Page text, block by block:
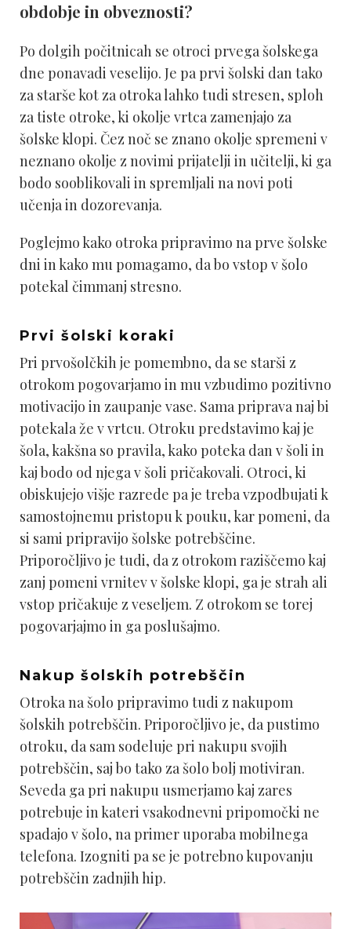
obdobje in obveznosti?
Po dolgih počitnicah se otroci prvega šolskega
dne ponavadi veselijo. Je pa prvi šolski dan tako
za starše kot za otroka lahko tudi stresen, sploh
za tiste otroke, ki okolje vrtca zamenjajo za
šolske klopi. Čez noč se znano okolje spremeni v
neznano okolje z novimi prijatelji in učitelji, ki ga
bodo sooblikovali in spremljali na novi poti
učenja in dozorevanja.
Poglejmo kako otroka pripravimo na prve šolske
dni in kako mu pomagamo, da bo vstop v šolo
potekal čimmanj stresno.
Prvi šolski koraki
Pri prvošolčkih je pomembno, da se starši z
otrokom pogovarjamo in mu vzbudimo pozitivno
motivacijo in zaupanje vase. Sama priprava naj bi
potekala že v vrtcu. Otroku predstavimo kaj je
šola, kakšna so pravila, kako poteka dan v šoli in
kaj bodo od njega v šoli pričakovali. Otroci, ki
obiskujejo višje razrede pa je treba vzpodbujati k
samostojnemu pristopu k pouku, kar pomeni, da
si sami pripravijo šolske potrebščine.
Priporočljivo je tudi, da z otrokom raziščemo kaj
zanj pomeni vrnitev v šolske klopi, ga je strah ali
vstop pričakuje z veseljem. Z otrokom se torej
pogovarjajmo in ga poslušajmo.
Nakup šolskih potrebščin
Otroka na šolo pripravimo tudi z nakupom
šolskih potrebščin. Priporočljivo je, da pustimo
otroku, da sam sodeluje pri nakupu svojih
potrebščin, saj bo tako za šolo bolj motiviran.
Seveda ga pri nakupu usmerjamo kaj zares
potrebuje in kateri vsakodnevni pripomočki ne
spadajo v šolo, na primer uporaba mobilnega
telefona. Izogniti pa se je potrebno kupovanju
potrebščin zadnjih hip.